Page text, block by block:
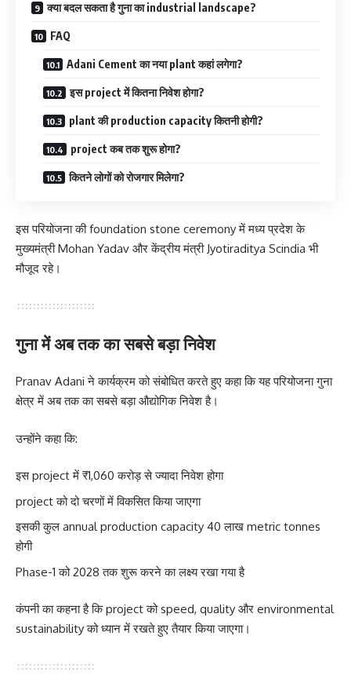
क्या बदल सकता है गुना का industrial landscape?
FAQ
Adani Cement का नया plant कहां लगेगा?
इस project में कितना निवेश होगा?
plant की production capacity कितनी होगी?
project कब तक शुरू होगा?
कितने लोगों को रोजगार मिलेगा?
इस परियोजना की foundation stone ceremony में मध्य प्रदेश के
मुख्यमंत्री Mohan Yadav और केंद्रीय मंत्री Jyotiraditya Scindia भी
मौजूद रहे।
गुना में अब तक का सबसे बड़ा निवेश
Pranav Adani ने कार्यक्रम को संबोधित करते हुए कहा कि यह परियोजना गुना
क्षेत्र में अब तक का सबसे बड़ा औद्योगिक निवेश है।
उन्होंने कहा कि:
इस project में ₹1,060 करोड़ से ज्यादा निवेश होगा
project को दो चरणों में विकसित किया जाएगा
इसकी कुल annual production capacity 40 लाख metric tonnes
होगी
Phase-1 को 2028 तक शुरू करने का लक्ष्य रखा गया है
कंपनी का कहना है कि project को speed, quality और environmental
sustainability को ध्यान में रखते हुए तैयार किया जाएगा।